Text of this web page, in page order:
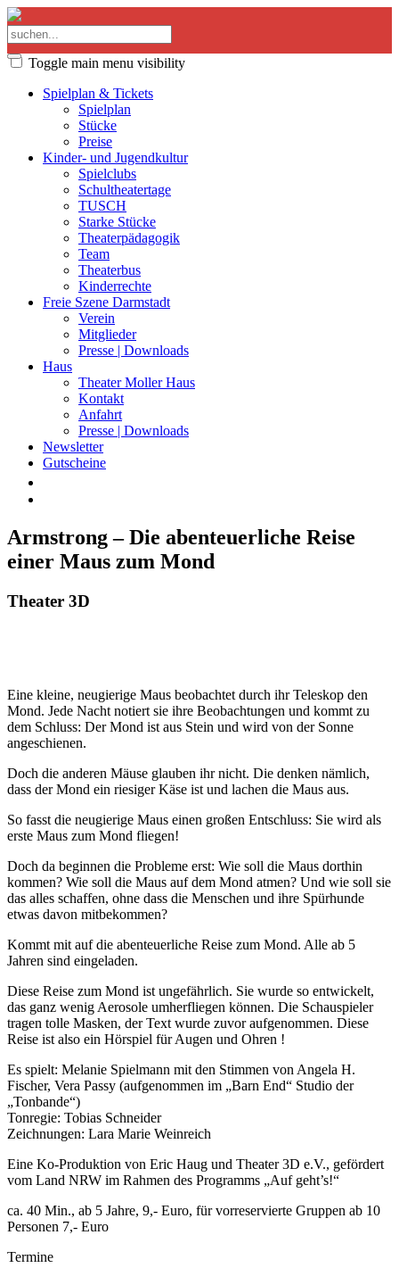
Toggle main menu visibility
Spielplan & Tickets
Spielplan
Stücke
Preise
Kinder- und Jugendkultur
Spielclubs
Schultheatertage
TUSCH
Starke Stücke
Theaterpädagogik
Team
Theaterbus
Kinderrechte
Freie Szene Darmstadt
Verein
Mitglieder
Presse | Downloads
Haus
Theater Moller Haus
Kontakt
Anfahrt
Presse | Downloads
Newsletter
Gutscheine
Armstrong – Die abenteuerliche Reise
einer Maus zum Mond
Theater 3D
Eine kleine, neugierige Maus beobachtet durch ihr Teleskop den
Mond. Jede Nacht notiert sie ihre Beobachtungen und kommt zu
dem Schluss: Der Mond ist aus Stein und wird von der Sonne
angeschienen.
Doch die anderen Mäuse glauben ihr nicht. Die denken nämlich,
dass der Mond ein riesiger Käse ist und lachen die Maus aus.
So fasst die neugierige Maus einen großen Entschluss: Sie wird als
erste Maus zum Mond fliegen!
Doch da beginnen die Probleme erst: Wie soll die Maus dorthin
kommen? Wie soll die Maus auf dem Mond atmen? Und wie soll sie
das alles schaffen, ohne dass die Menschen und ihre Spürhunde
etwas davon mitbekommen?
Kommt mit auf die abenteuerliche Reise zum Mond. Alle ab 5
Jahren sind eingeladen.
Diese Reise zum Mond ist ungefährlich. Sie wurde so entwickelt,
das ganz wenig Aerosole umherfliegen können. Die Schauspieler
tragen tolle Masken, der Text wurde zuvor aufgenommen. Diese
Reise ist also ein Hörspiel für Augen und Ohren !
Es spielt: Melanie Spielmann mit den Stimmen von Angela H.
Fischer, Vera Passy (aufgenommen im „Barn End“ Studio der
„Tonbande“)
Tonregie: Tobias Schneider
Zeichnungen: Lara Marie Weinreich
Eine Ko-Produktion von Eric Haug und Theater 3D e.V., gefördert
vom Land NRW im Rahmen des Programms „Auf geht’s!“
ca. 40 Min., ab 5 Jahre, 9,- Euro, für vorreservierte Gruppen ab 10
Personen 7,- Euro
Termine